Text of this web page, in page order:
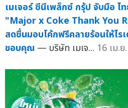
เมเจอร์ ซีนีเพล็กซ์ กรุ้ป จับมือ
"Major x Coke Thank You
สดชื่นมอบโค้กฟรีคลายร้อนให้ไร
ขอบคุณ — บริษัท เมเจ... 16 เม.ย.